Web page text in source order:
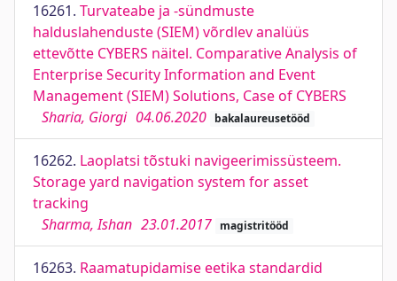
16261. Turvateabe ja -sündmuste
halduslahenduste (SIEM) võrdlev analüüs
ettevõtte CYBERS näitel. Comparative Analysis of
Enterprise Security Information and Event
Management (SIEM) Solutions, Case of CYBERS
Sharia, Giorgi 04.06.2020 bakalaureusetööd
16262. Laoplatsi tõstuki navigeerimissüsteem.
Storage yard navigation system for asset
tracking
Sharma, Ishan 23.01.2017 magistritööd
16263. Raamatupidamise eetika standardid